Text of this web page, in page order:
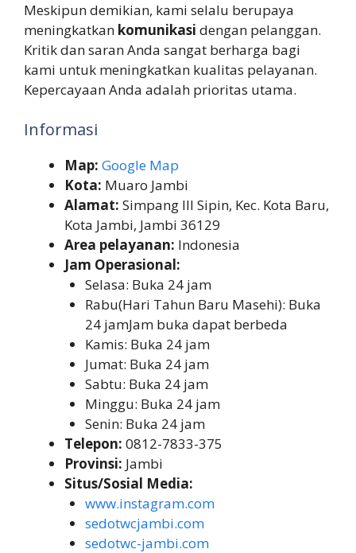
Meskipun demikian, kami selalu berupaya
meningkatkan komunikasi dengan pelanggan.
Kritik dan saran Anda sangat berharga bagi
kami untuk meningkatkan kualitas pelayanan.
Kepercayaan Anda adalah prioritas utama.
Informasi
Map: Google Map
Kota: Muaro Jambi
Alamat: Simpang III Sipin, Kec. Kota Baru,
Kota Jambi, Jambi 36129
Area pelayanan: Indonesia
Jam Operasional:
Selasa: Buka 24 jam
Rabu(Hari Tahun Baru Masehi): Buka
24 jamJam buka dapat berbeda
Kamis: Buka 24 jam
Jumat: Buka 24 jam
Sabtu: Buka 24 jam
Minggu: Buka 24 jam
Senin: Buka 24 jam
Telepon: 0812-7833-375
Provinsi: Jambi
Situs/Sosial Media:
www.instagram.com
sedotwcjambi.com
sedotwc-jambi.com